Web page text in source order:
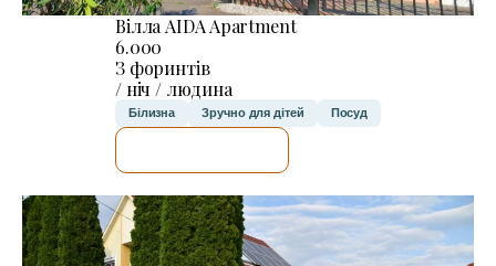
Вілла AIDA Apartment
6.000
З форинтів
/ ніч / людина
Білизна Зручно для дітей Посуд